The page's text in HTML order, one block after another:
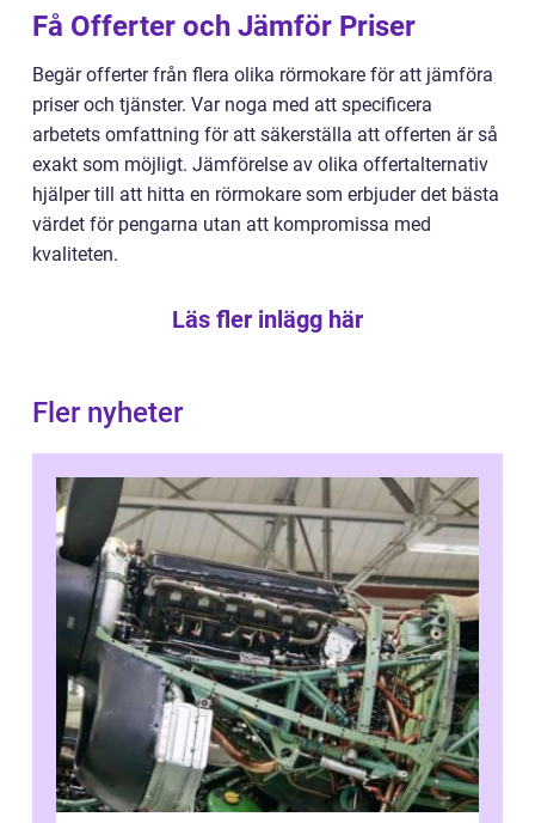
Få Offerter och Jämför Priser
Begär offerter från flera olika rörmokare för att jämföra
priser och tjänster. Var noga med att specificera
arbetets omfattning för att säkerställa att offerten är så
exakt som möjligt. Jämförelse av olika offertalternativ
hjälper till att hitta en rörmokare som erbjuder det bästa
värdet för pengarna utan att kompromissa med
kvaliteten.
Läs fler inlägg här
Fler nyheter